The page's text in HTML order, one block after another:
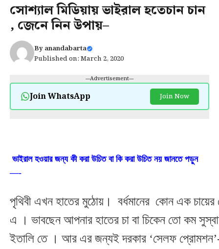
সোশ্যাল মিডিয়ায় ভাইরাল হতেচান চান
, জেনে নিন উপায়–
Byanandabarta
Published on: March 2, 2020
---Advertisement---
Join WhatsApp Join Now
ভাইরাল হওয়ার জন্য কী করা উচিত বা কি করা উচিত নয় জানতে পড়ুন
—-
পৃথিবী এখন হাতের মুঠোয়। বর্ধমানের কোন এক
এ । ভাবছেন আপনার হাতের চা বা চিকেন তো কম
ইতালি তে । আর এর জন্যই দরকার ‘সেলফ